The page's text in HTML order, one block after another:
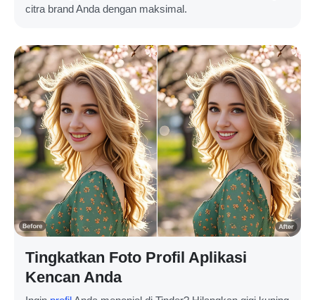
citra brand Anda dengan maksimal.
Tingkatkan Foto Profil Aplikasi
Kencan Anda